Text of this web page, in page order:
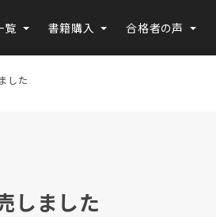
覧 書籍購入 合格者の声
した
しました